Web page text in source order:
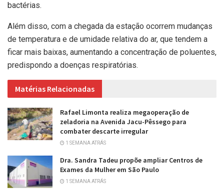
bactérias.
Além disso, com a chegada da estação ocorrem mudanças
de temperatura e de umidade relativa do ar, que tendem a
ficar mais baixas, aumentando a concentração de poluentes,
predispondo a doenças respiratórias.
Matérias Relacionadas
Rafael Limonta realiza megaoperação de
zeladoria na Avenida Jacu-Pêssego para
combater descarte irregular
1 SEMANA ATRÁS
Dra. Sandra Tadeu propõe ampliar Centros de
Exames da Mulher em São Paulo
1 SEMANA ATRÁS